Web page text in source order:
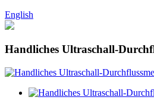
English
Handliches Ultraschall-